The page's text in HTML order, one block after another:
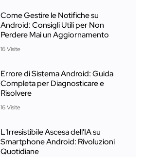
Come Gestire le Notifiche su
Android: Consigli Utili per Non
Perdere Mai un Aggiornamento
16 Visite
Errore di Sistema Android: Guida
Completa per Diagnosticare e
Risolvere
16 Visite
L'Irresistibile Ascesa dell'IA su
Smartphone Android: Rivoluzioni
Quotidiane